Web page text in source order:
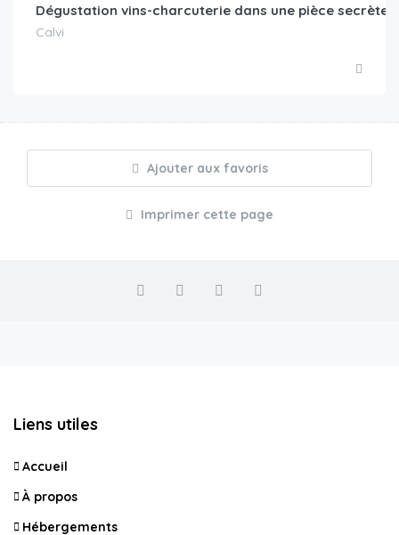
Dégustation vins-charcuterie dans une pièce secrète
Calvi
Ajouter aux favoris
Imprimer cette page
Liens utiles
Accueil
À propos
Hébergements